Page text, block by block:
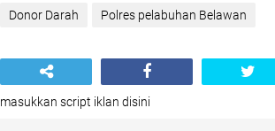
Donor Darah Polres pelabuhan Belawan
masukkan script iklan disini